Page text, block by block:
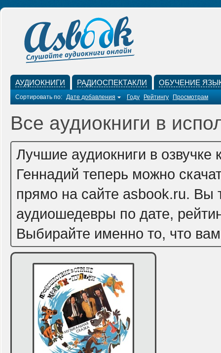
АУДИОКНИГИ РАДИОСПЕКТАКЛИ ОБУЧЕНИЕ
Сортировать по: Дате добавления Году Рейтингу Просмотрам
Все аудиокниги в
Лучшие аудиокниги в
Геннадий теперь можно
прямо на сайте asbook.ru. Вы
аудиошедевры по дате,
Выбирайте именно то, что